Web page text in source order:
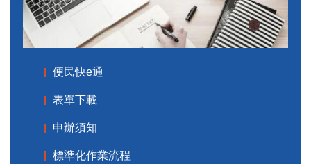
便民快e通
表單下載
申辦須知
標準化作業流程